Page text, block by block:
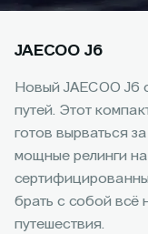
JAECOO J6
Новый JAECOO J6
путей. Этот
готов вырваться
мощные релинги
брать с собой всё
путешествия.